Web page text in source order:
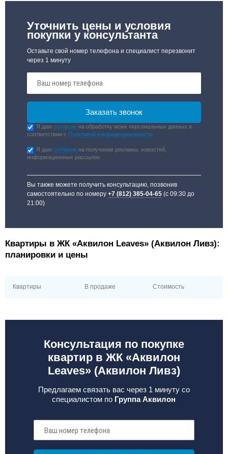
Уточнить цены и условия
покупки у консультанта
Оставьте свой номер телефона и специалист перезвонит
через 1 минуту
Я даюсогласие на обработку моих персональных данных в
соответствии с Политикой конфиденциальности
Я даюсогласие на получение рекламы, новостей,
информационных рассылок
Вы также можете получить консультацию, позвонив
самостоятельно по номеру+7 (812) 385-04-65 (с 09:30 до
21:00)
Квартиры в ЖК «Аквилон Leaves» (Аквилон Ливз):
планировки и цены
Квартиры В продаже Стоимость
Консультация по покупке
квартир в ЖК «Аквилон
Leaves» (Аквилон Ливз)
Предлагаем связать вас через 1 минуту со
специалистом по Группа Аквилон